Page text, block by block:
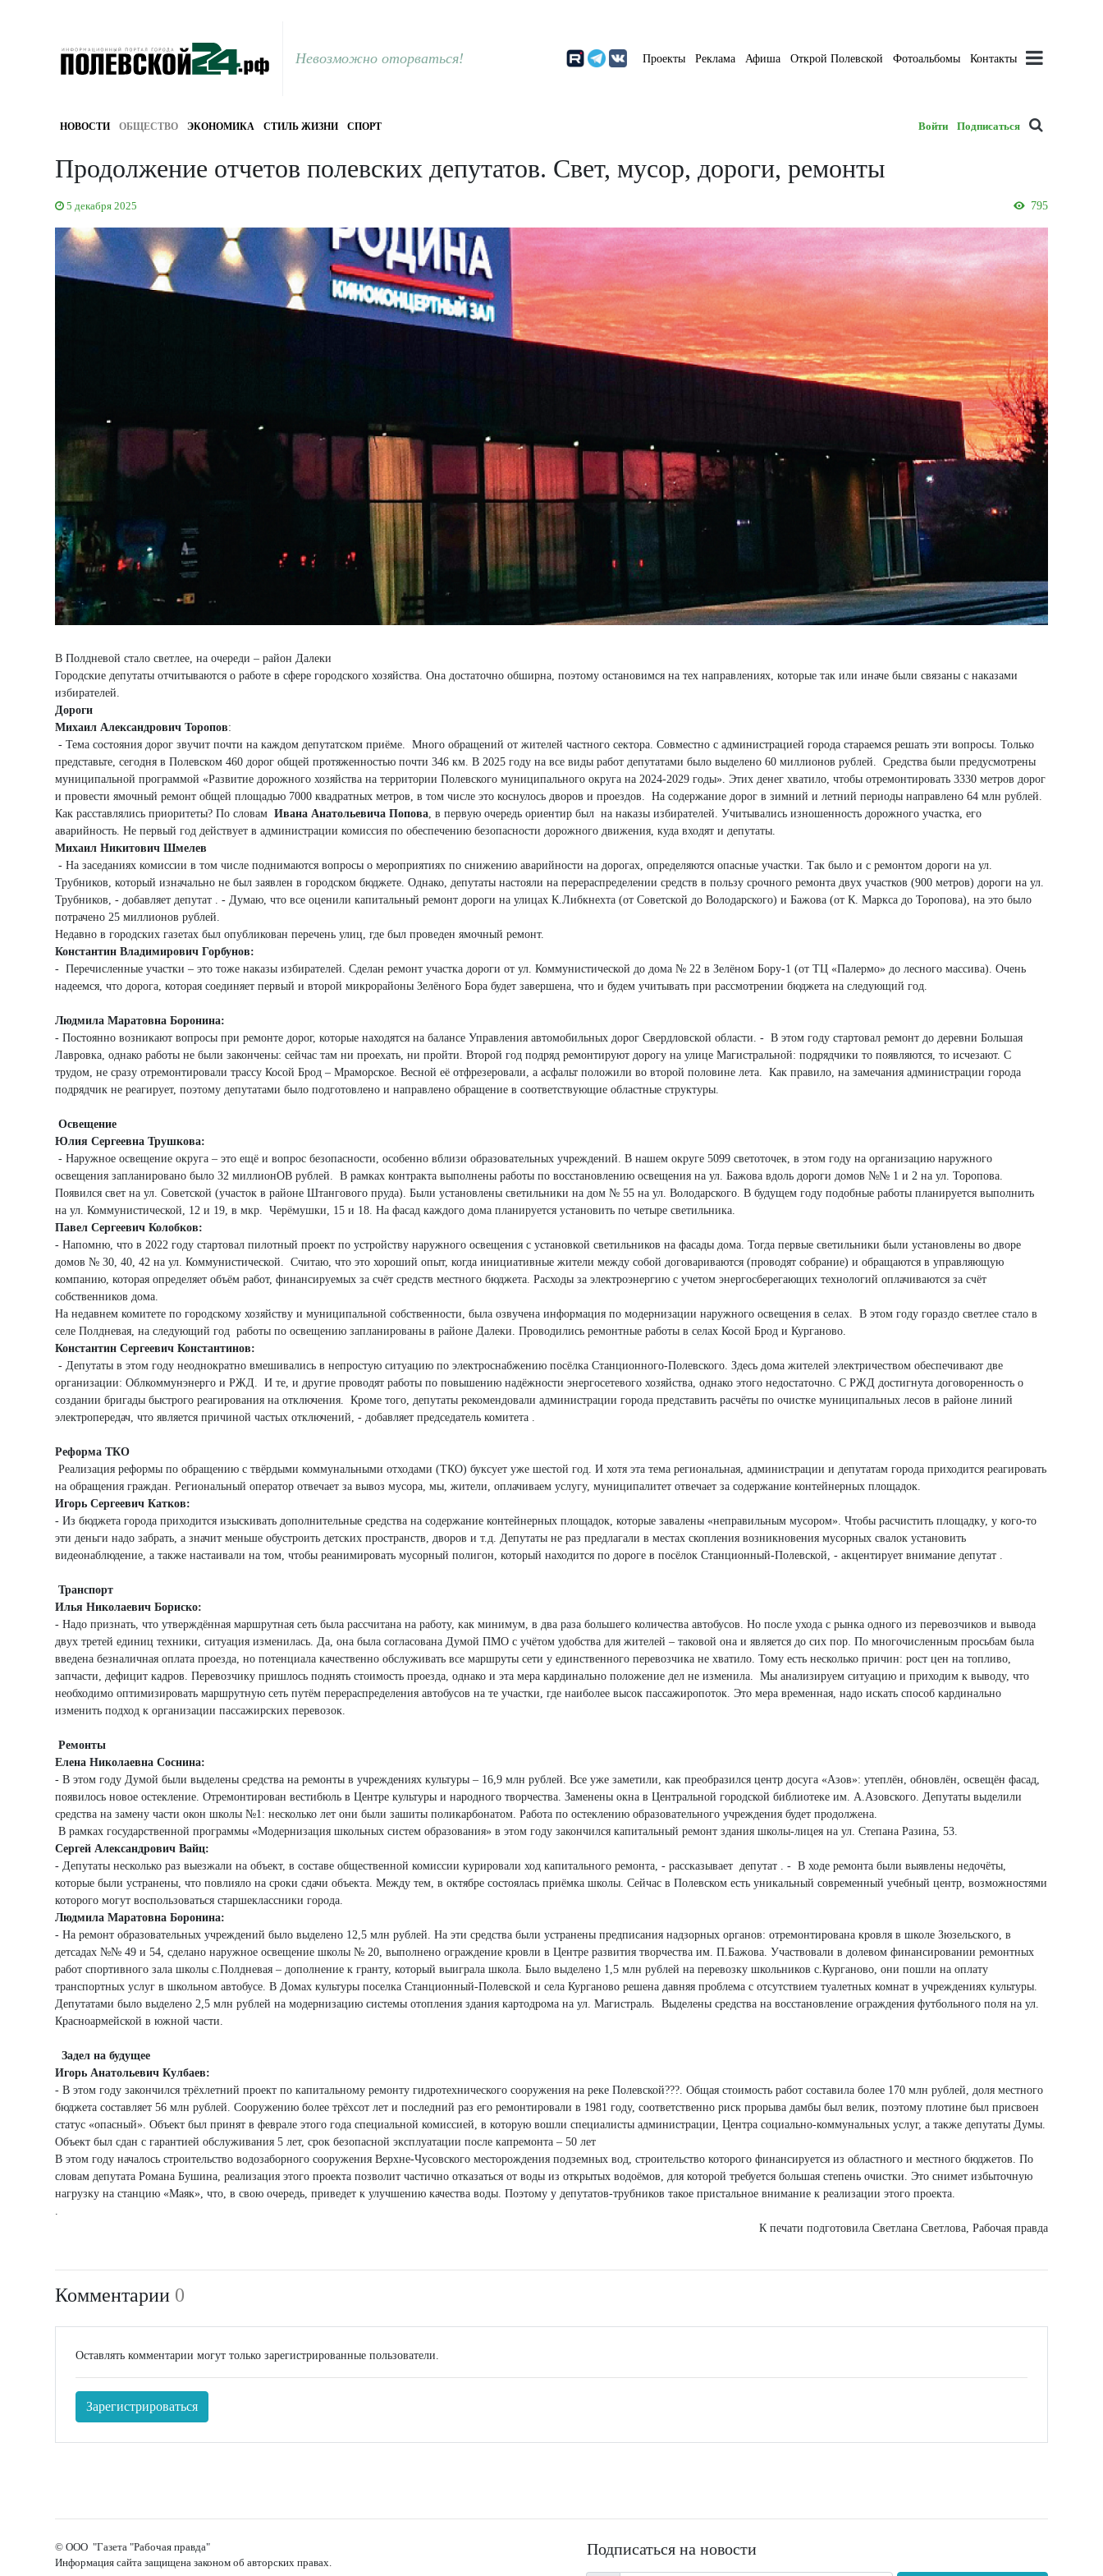
Невозможно оторваться! Проекты Реклама Афиша Открой Полевской Фотоальбомы Контакты
НОВОСТИ ОБЩЕСТВО ЭКОНОМИКА СТИЛЬ ЖИЗНИ СПОРТ Войти Подписаться
Продолжение отчетов полевских депутатов. Свет, мусор, дороги, ремонты
5 декабря 2025 795
В Полдневой стало светлее, на очереди – район Далеки
Городские депутаты отчитываются о работе в сфере городского хозяйства. Она достаточно обширна, поэтому остановимся на тех направлениях, которые так или иначе были связаны с наказами
избирателей.
Дороги
Михаил Александрович Торопов:
- Тема состояния дорог звучит почти на каждом депутатском приёме. Много обращений от жителей частного сектора. Совместно с администрацией города стараемся решать эти вопросы. Только
представьте, сегодня в Полевском 460 дорог общей протяженностью почти 346 км. В 2025 году на все виды работ депутатами было выделено 60 миллионов рублей. Средства были предусмотрены
муниципальной программой «Развитие дорожного хозяйства на территории Полевского муниципального округа на 2024-2029 годы». Этих денег хватило, чтобы отремонтировать 3330 метров дорог
и провести ямочный ремонт общей площадью 7000 квадратных метров, в том числе это коснулось дворов и проездов. На содержание дорог в зимний и летний периоды направлено 64 млн рублей.
Как расставлялись приоритеты? По словам Ивана Анатольевича Попова, в первую очередь ориентир был на наказы избирателей. Учитывались изношенность дорожного участка, его
аварийность. Не первый год действует в администрации комиссия по обеспечению безопасности дорожного движения, куда входят и депутаты.
Михаил Никитович Шмелев
- На заседаниях комиссии в том числе поднимаются вопросы о мероприятиях по снижению аварийности на дорогах, определяются опасные участки. Так было и с ремонтом дороги на ул.
Трубников, который изначально не был заявлен в городском бюджете. Однако, депутаты настояли на перераспределении средств в пользу срочного ремонта двух участков (900 метров) дороги на ул.
Трубников, - добавляет депутат . - Думаю, что все оценили капитальный ремонт дороги на улицах К.Либкнехта (от Советской до Володарского) и Бажова (от К. Маркса до Торопова), на это было
потрачено 25 миллионов рублей.
Недавно в городских газетах был опубликован перечень улиц, где был проведен ямочный ремонт.
Константин Владимирович Горбунов:
- Перечисленные участки – это тоже наказы избирателей. Сделан ремонт участка дороги от ул. Коммунистической до дома № 22 в Зелёном Бору-1 (от ТЦ «Палермо» до лесного массива). Очень
надеемся, что дорога, которая соединяет первый и второй микрорайоны Зелёного Бора будет завершена, что и будем учитывать при рассмотрении бюджета на следующий год.
Людмила Маратовна Боронина:
- Постоянно возникают вопросы при ремонте дорог, которые находятся на балансе Управления автомобильных дорог Свердловской области. - В этом году стартовал ремонт до деревни Большая
Лавровка, однако работы не были закончены: сейчас там ни проехать, ни пройти. Второй год подряд ремонтируют дорогу на улице Магистральной: подрядчики то появляются, то исчезают. С
трудом, не сразу отремонтировали трассу Косой Брод – Мраморское. Весной её отфрезеровали, а асфальт положили во второй половине лета. Как правило, на замечания администрации города
подрядчик не реагирует, поэтому депутатами было подготовлено и направлено обращение в соответствующие областные структуры.
Освещение
Юлия Сергеевна Трушкова:
- Наружное освещение округа – это ещё и вопрос безопасности, особенно вблизи образовательных учреждений. В нашем округе 5099 светоточек, в этом году на организацию наружного
освещения запланировано было 32 миллионОВ рублей. В рамках контракта выполнены работы по восстановлению освещения на ул. Бажова вдоль дороги домов №№ 1 и 2 на ул. Торопова.
Появился свет на ул. Советской (участок в районе Штангового пруда). Были установлены светильники на дом № 55 на ул. Володарского. В будущем году подобные работы планируется выполнить
на ул. Коммунистической, 12 и 19, в мкр. Черёмушки, 15 и 18. На фасад каждого дома планируется установить по четыре светильника.
Павел Сергеевич Колобков:
- Напомню, что в 2022 году стартовал пилотный проект по устройству наружного освещения с установкой светильников на фасады дома. Тогда первые светильники были установлены во дворе
домов № 30, 40, 42 на ул. Коммунистической. Считаю, что это хороший опыт, когда инициативные жители между собой договариваются (проводят собрание) и обращаются в управляющую
компанию, которая определяет объём работ, финансируемых за счёт средств местного бюджета. Расходы за электроэнергию с учетом энергосберегающих технологий оплачиваются за счёт
собственников дома.
На недавнем комитете по городскому хозяйству и муниципальной собственности, была озвучена информация по модернизации наружного освещения в селах. В этом году гораздо светлее стало в
селе Полдневая, на следующий год работы по освещению запланированы в районе Далеки. Проводились ремонтные работы в селах Косой Брод и Курганово.
Константин Сергеевич Константинов:
- Депутаты в этом году неоднократно вмешивались в непростую ситуацию по электроснабжению посёлка Станционного-Полевского. Здесь дома жителей электричеством обеспечивают две
организации: Облкоммунэнерго и РЖД. И те, и другие проводят работы по повышению надёжности энергосетевого хозяйства, однако этого недостаточно. С РЖД достигнута договоренность о
создании бригады быстрого реагирования на отключения. Кроме того, депутаты рекомендовали администрации города представить расчёты по очистке муниципальных лесов в районе линий
электропередач, что является причиной частых отключений, - добавляет председатель комитета .
Реформа ТКО
Реализация реформы по обращению с твёрдыми коммунальными отходами (ТКО) буксует уже шестой год. И хотя эта тема региональная, администрации и депутатам города приходится реагировать
на обращения граждан. Региональный оператор отвечает за вывоз мусора, мы, жители, оплачиваем услугу, муниципалитет отвечает за содержание контейнерных площадок.
Игорь Сергеевич Катков:
- Из бюджета города приходится изыскивать дополнительные средства на содержание контейнерных площадок, которые завалены «неправильным мусором». Чтобы расчистить площадку, у кого-то
эти деньги надо забрать, а значит меньше обустроить детских пространств, дворов и т.д. Депутаты не раз предлагали в местах скопления возникновения мусорных свалок установить
видеонаблюдение, а также настаивали на том, чтобы реанимировать мусорный полигон, который находится по дороге в посёлок Станционный-Полевской, - акцентирует внимание депутат .
Транспорт
Илья Николаевич Бориско:
- Надо признать, что утверждённая маршрутная сеть была рассчитана на работу, как минимум, в два раза большего количества автобусов. Но после ухода с рынка одного из перевозчиков и вывода
двух третей единиц техники, ситуация изменилась. Да, она была согласована Думой ПМО с учётом удобства для жителей – таковой она и является до сих пор. По многочисленным просьбам была
введена безналичная оплата проезда, но потенциала качественно обслуживать все маршруты сети у единственного перевозчика не хватило. Тому есть несколько причин: рост цен на топливо,
запчасти, дефицит кадров. Перевозчику пришлось поднять стоимость проезда, однако и эта мера кардинально положение дел не изменила. Мы анализируем ситуацию и приходим к выводу, что
необходимо оптимизировать маршрутную сеть путём перераспределения автобусов на те участки, где наиболее высок пассажиропоток. Это мера временная, надо искать способ кардинально
изменить подход к организации пассажирских перевозок.
Ремонты
Елена Николаевна Соснина:
- В этом году Думой были выделены средства на ремонты в учреждениях культуры – 16,9 млн рублей. Все уже заметили, как преобразился центр досуга «Азов»: утеплён, обновлён, освещён фасад,
появилось новое остекление. Отремонтирован вестибюль в Центре культуры и народного творчества. Заменены окна в Центральной городской библиотеке им. А.Азовского. Депутаты выделили
средства на замену части окон школы №1: несколько лет они были зашиты поликарбонатом. Работа по остеклению образовательного учреждения будет продолжена.
В рамках государственной программы «Модернизация школьных систем образования» в этом году закончился капитальный ремонт здания школы-лицея на ул. Степана Разина, 53.
Сергей Александрович Вайц:
- Депутаты несколько раз выезжали на объект, в составе общественной комиссии курировали ход капитального ремонта, - рассказывает депутат . - В ходе ремонта были выявлены недочёты,
которые были устранены, что повлияло на сроки сдачи объекта. Между тем, в октябре состоялась приёмка школы. Сейчас в Полевском есть уникальный современный учебный центр, возможностями
которого могут воспользоваться старшеклассники города.
Людмила Маратовна Боронина:
- На ремонт образовательных учреждений было выделено 12,5 млн рублей. На эти средства были устранены предписания надзорных органов: отремонтирована кровля в школе Зюзельского, в
детсадах №№ 49 и 54, сделано наружное освещение школы № 20, выполнено ограждение кровли в Центре развития творчества им. П.Бажова. Участвовали в долевом финансировании ремонтных
работ спортивного зала школы с.Полдневая – дополнение к гранту, который выиграла школа. Было выделено 1,5 млн рублей на перевозку школьников с.Курганово, они пошли на оплату
транспортных услуг в школьном автобусе. В Домах культуры поселка Станционный-Полевской и села Курганово решена давняя проблема с отсутствием туалетных комнат в учреждениях культуры.
Депутатами было выделено 2,5 млн рублей на модернизацию системы отопления здания картодрома на ул. Магистраль. Выделены средства на восстановление ограждения футбольного поля на ул.
Красноармейской в южной части.
Задел на будущее
Игорь Анатольевич Кулбаев:
- В этом году закончился трёхлетний проект по капитальному ремонту гидротехнического сооружения на реке Полевской???. Общая стоимость работ составила более 170 млн рублей, доля местного
бюджета составляет 56 млн рублей. Сооружению более трёхсот лет и последний раз его ремонтировали в 1981 году, соответственно риск прорыва дамбы был велик, поэтому плотине был присвоен
статус «опасный». Объект был принят в феврале этого года специальной комиссией, в которую вошли специалисты администрации, Центра социально-коммунальных услуг, а также депутаты Думы.
Объект был сдан с гарантией обслуживания 5 лет, срок безопасной эксплуатации после капремонта – 50 лет
В этом году началось строительство водозаборного сооружения Верхне-Чусовского месторождения подземных вод, строительство которого финансируется из областного и местного бюджетов. По
словам депутата Романа Бушина, реализация этого проекта позволит частично отказаться от воды из открытых водоёмов, для которой требуется большая степень очистки. Это снимет избыточную
нагрузку на станцию «Маяк», что, в свою очередь, приведет к улучшению качества воды. Поэтому у депутатов-трубников такое пристальное внимание к реализации этого проекта.
.
К печати подготовила Светлана Светлова, Рабочая правда
Комментарии 0
Оставлять комментарии могут только зарегистрированные пользователи.
Зарегистрироваться
© ООО "Газета "Рабочая правда"
Информация сайта защищена законом об авторских правах.
Подписаться на новости